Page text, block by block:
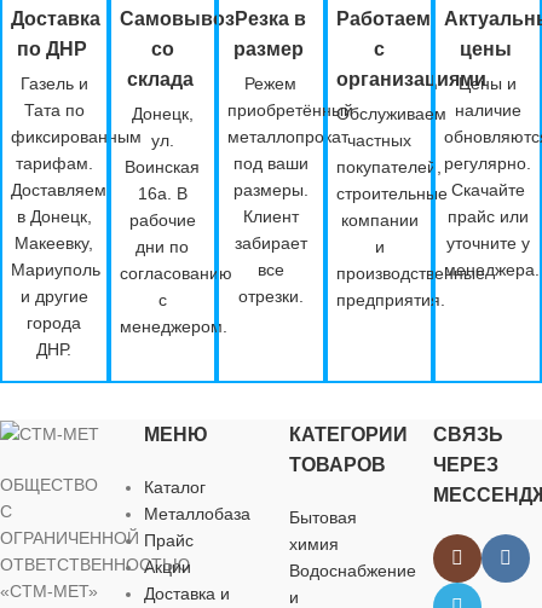
Доставка
по ДНР
Газель и
Тата по
фиксированным
тарифам.
Доставляем
в Донецк,
Макеевку,
Мариуполь
и другие
города
ДНР.
Самовывоз
со
склада
Донецк,
ул.
Воинская
16а. В
рабочие
дни по
согласованию
с
менеджером.
Резка в
размер
Режем
приобретённый
металлопрокат
под ваши
размеры.
Клиент
забирает
все
отрезки.
Работаем
с
организациями
Обслуживаем
частных
покупателей,
строительные
компании
и
производственные
предприятия.
цены
Цены и
наличие
регулярно.
Скачайте
прайс или
уточните у
менеджера.
ОБЩЕСТВО
С
ОГРАНИЧЕННОЙ
ОТВЕТСТВЕННОСТЬЮ
«СТМ-МЕТ»
МЕНЮ
Каталог
Металлобаза
Прайс
Акции
Доставка и
КАТЕГОРИИ
ТОВАРОВ
Бытовая
химия
Водоснабжение
и
СВЯЗЬ
ЧЕРЕЗ